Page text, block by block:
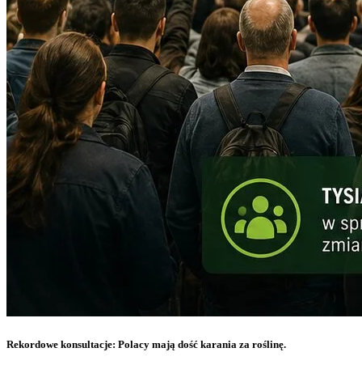
Rekordowe konsultacje: Polacy mają dość karania za roślinę.